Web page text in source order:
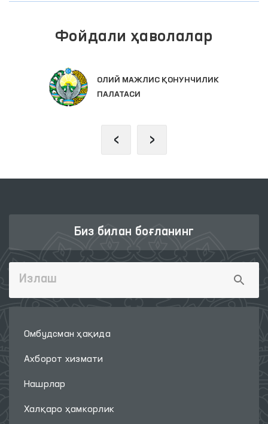
Фойдали ҳаволалар
ИНТЕРАКТИВ ДАВЛАТ ХИЗМАТЛАРИ
ЯГОНА ПОРТАЛИ
‹ ›
Биз билан боғланинг
Омбудсман ҳақида
Ахборот хизмати
Нашрлар
Халқаро ҳамкорлик